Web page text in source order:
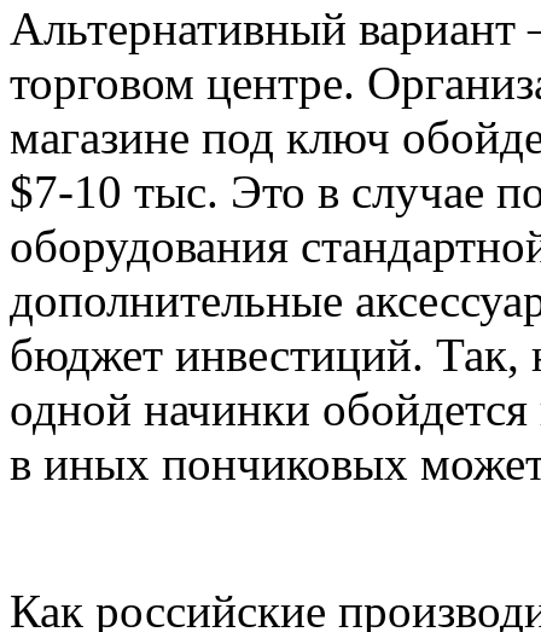
Альтернативный
торговом центре.
магазине под ключ
$7-10 тыс. Это в случае
оборудования
дополнительные
бюджет инвестиций. Так,
одной начинки
в иных пончиковых
Как российские